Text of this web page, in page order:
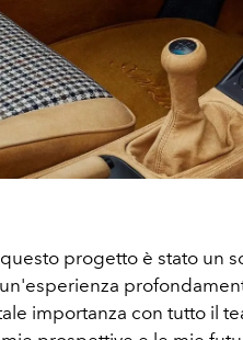
progetto è stato un
importanza con tutto il